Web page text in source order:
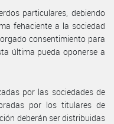
particulares, debiendo
fehaciente a la sociedad
consentimiento para
última pueda oponerse a
por las sociedades de
por los titulares de
deberán ser distribuidas